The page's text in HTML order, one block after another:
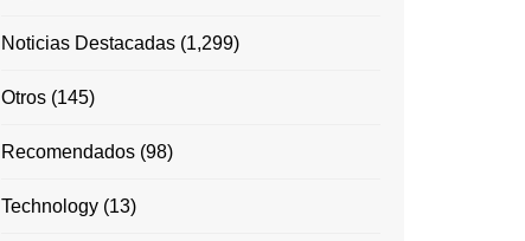
Noticias Destacadas (1,299)
Otros (145)
Recomendados (98)
Technology (13)